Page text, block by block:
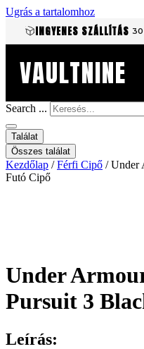
Ugrás a tartalomhoz
INGYENES SZÁLLÍTÁS
VAULTNINE
Search ...
Találat
Összes találat
Kezdőlap /Férfi Cipő / Under
Futó Cipő
Under
Pursuit 3
Leírás: